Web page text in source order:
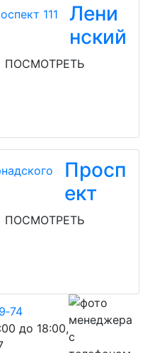
Лени
нский
ПОСМОТРЕТЬ
Просп
ект
ПОСМОТРЕТЬ
до 18:00,